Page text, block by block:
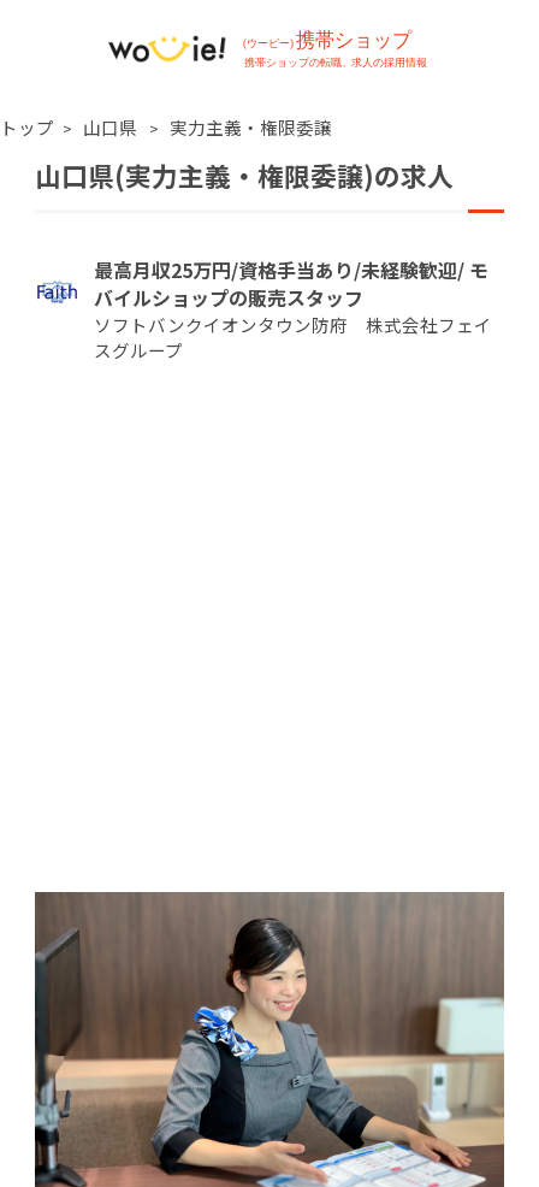
トップ 山口県 実力主義・権限委譲
山口県(実力主義・権限委譲)の求人
最高月収25万円/資格手当あり/未経験歓迎/ モ
バイルショップの販売スタッフ
ソフトバンクイオンタウン防府 株式会社フェイ
スグループ